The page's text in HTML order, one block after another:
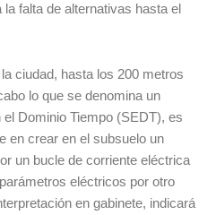
falta de alternativas hasta el
ciudad, hasta los 200 metros
lo que se denomina un
Dominio Tiempo (SEDT), es
en crear en el subsuelo un
un bucle de corriente eléctrica
eléctricos por otro
en gabinete, indicará